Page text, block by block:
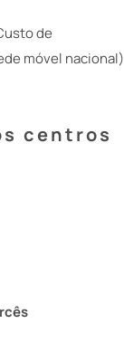
de
móvel nacional)
centros